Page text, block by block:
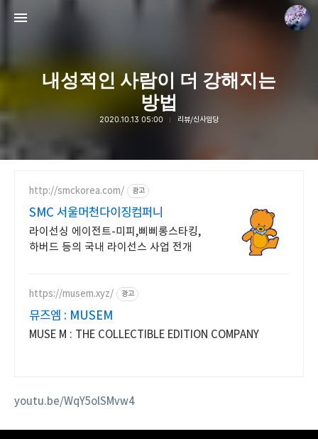
내성적인 사람이 더 강해지는
방법
2020.10.13 05:00 리뷰/신사임당
http://smckorea.com/ 광고
SMC 서울머천다이징컴퍼니
라이선싱 에이전트-미피,삐삐롱스타킹,
하버드 등의 국내 라이선스 사업 전개
https://musem.xyz/ 광고
뮤즈엠 : MUSEM
MUSE M : THE COLLECTIBLE EDITION COMPANY
youtu.be/WqY5olSMvw4
drkim.kr